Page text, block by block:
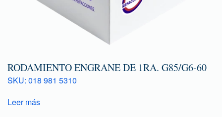
RODAMIENTO ENGRANE DE 1RA. G85/G6-60
SKU: 018 981 5310
Leer más